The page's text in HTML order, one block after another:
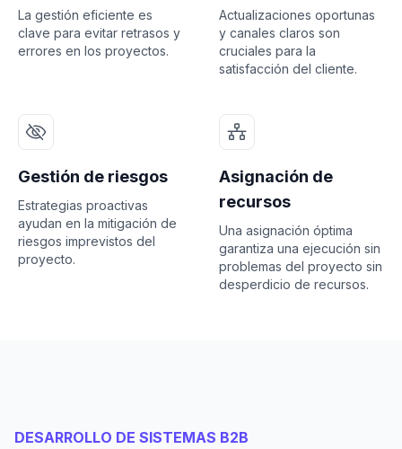
La gestión eficiente es
clave para evitar retrasos y
errores en los proyectos.
Actualizaciones oportunas
y canales claros son
cruciales para la
satisfacción del cliente.
Gestión de riesgos
Estrategias proactivas
ayudan en la mitigación de
riesgos imprevistos del
proyecto.
Asignación de
recursos
Una asignación óptima
garantiza una ejecución sin
problemas del proyecto sin
desperdicio de recursos.
DESARROLLO DE SISTEMAS B2B